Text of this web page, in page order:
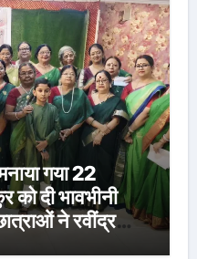
गया 22
को दी भावभीनी
ने रवींद्र